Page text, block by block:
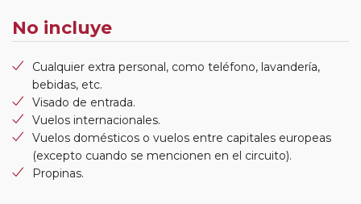
No incluye
Cualquier extra personal, como teléfono, lavandería,
bebidas, etc.
Visado de entrada.
Vuelos internacionales.
Vuelos domésticos o vuelos entre capitales europeas
(excepto cuando se mencionen en el circuito).
Propinas.